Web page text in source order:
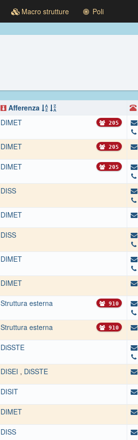
Macro strutture Poli
Afferenza
DIMET 205
DIMET 205
DIMET 205
DISS
DIMET
DISS
DIMET
DIMET
Struttura esterna 910
Struttura esterna 910
DiSSTE
DISEI , DiSSTE
DISIT
DIMET
DISS